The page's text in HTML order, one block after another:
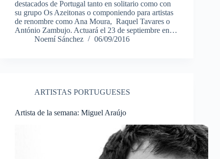
destacados de Portugal tanto en solitario como con
su grupo Os Azeitonas o componiendo para artistas
de renombre como Ana Moura, Raquel Tavares o
António Zambujo. Actuará el 23 de septiembre en…
Noemí Sánchez
06/09/2016
ARTISTAS PORTUGUESES
Artista de la semana: Miguel Araújo